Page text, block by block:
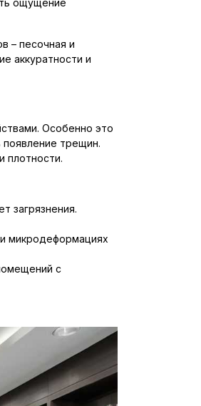
– песочная и
аккуратности и
Особенно это
трещин.
плотности.
загрязнения.
микродеформациях
с